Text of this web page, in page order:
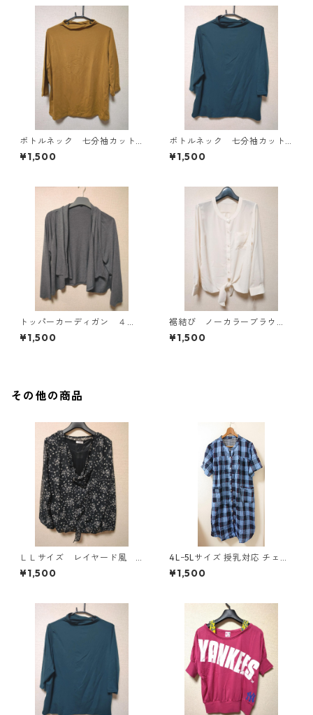
ボトルネック 七分袖カット
ソー ４Ｌ マスタード KA
E-4816
¥1,500
ボトルネック 七分袖カット
ソー ４Ｌ ティールグリー
ン KAE-4815
¥1,500
トッパーカーディガン ４
Ｌ グレー KAE-4814
¥1,500
裾結び ノーカラーブラウ
ス ３Ｌ アイボリー KAE-
4813
¥1,500
その他の商品
ＬＬサイズ レイヤード風
シフォンブラウス ブラッ
ク KAE-4786
¥1,500
4Lｰ5Lサイズ 授乳対応 チェッ
ク柄 半袖ルームウェア マタニ
ティ ブルー系/グレー ◆KIY-1
¥1,500